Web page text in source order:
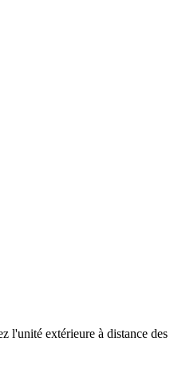
l'unité extérieure à distance des